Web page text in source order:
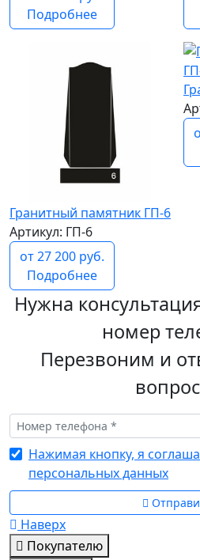
Подробнее
Гранитный памятник ГП-6
Артикул: ГП-6
от 27 200 руб.
Подробнее
Нужна
номер
Перезвоним и
Нажимая кнопку, я
персональных данных
Наверх
Покупателю